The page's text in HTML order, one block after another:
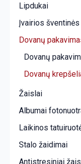
Lipdukai
Įvairios
Dovanų
Dovanų
Dovanų
Žaislai
Albumai
Laikinos
Stalo žaidimai
Antistresiniai